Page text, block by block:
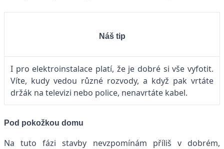
Náš tip
I pro elektroinstalace platí, že je dobré si vše vyfotit.
Víte, kudy vedou různé rozvody, a když pak vrtáte
držák na televizi nebo police, nenavrtáte kabel.
Pod pokožkou domu
Na tuto fázi stavby nevzpomínám příliš v dobrém,